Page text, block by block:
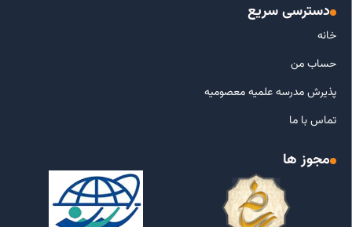
دسترسی سریع
خانه
حساب من
پذیرش مدرسه علمیه معصومیه
تماس با ما
مجوز ها